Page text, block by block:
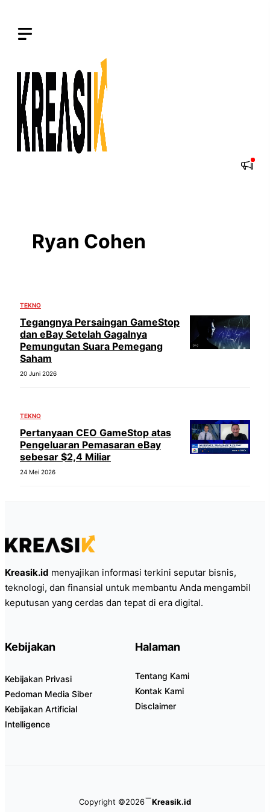
Ryan Cohen
TEKNO
Tegangnya Persaingan GameStop
dan eBay Setelah Gagalnya
Pemungutan Suara Pemegang
Saham
20 Juni 2026
TEKNO
Pertanyaan CEO GameStop atas
Pengeluaran Pemasaran eBay
sebesar $2,4 Miliar
24 Mei 2026
Kreasik.id menyajikan informasi terkini seputar bisnis,
teknologi, dan finansial untuk membantu Anda mengambil
keputusan yang cerdas dan tepat di era digital.
Kebijakan
Kebijakan Privasi
Pedoman Media Siber
Kebijakan Artificial
Intelligence
Halaman
Tentang Kami
Kontak Kami
Disclaimer
Copyright ©2026 Kreasik.id